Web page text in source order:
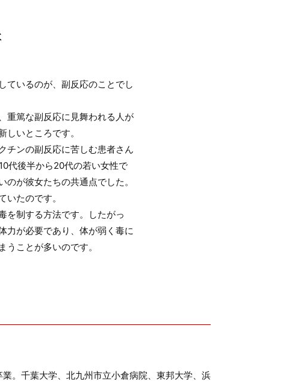
ているのが、副反応のことでし
重篤な副反応に見舞われる人が
いところです。
チンの副反応に苦しむ患者さん
代後半から20代の若い女性で
が彼女たちの共通点でした。
たのです。
を制する方法です。したがっ
力が必要であり、体が弱く毒に
ことが多いのです。
。千葉大学、北九州市立小倉病院、東邦大学、浜